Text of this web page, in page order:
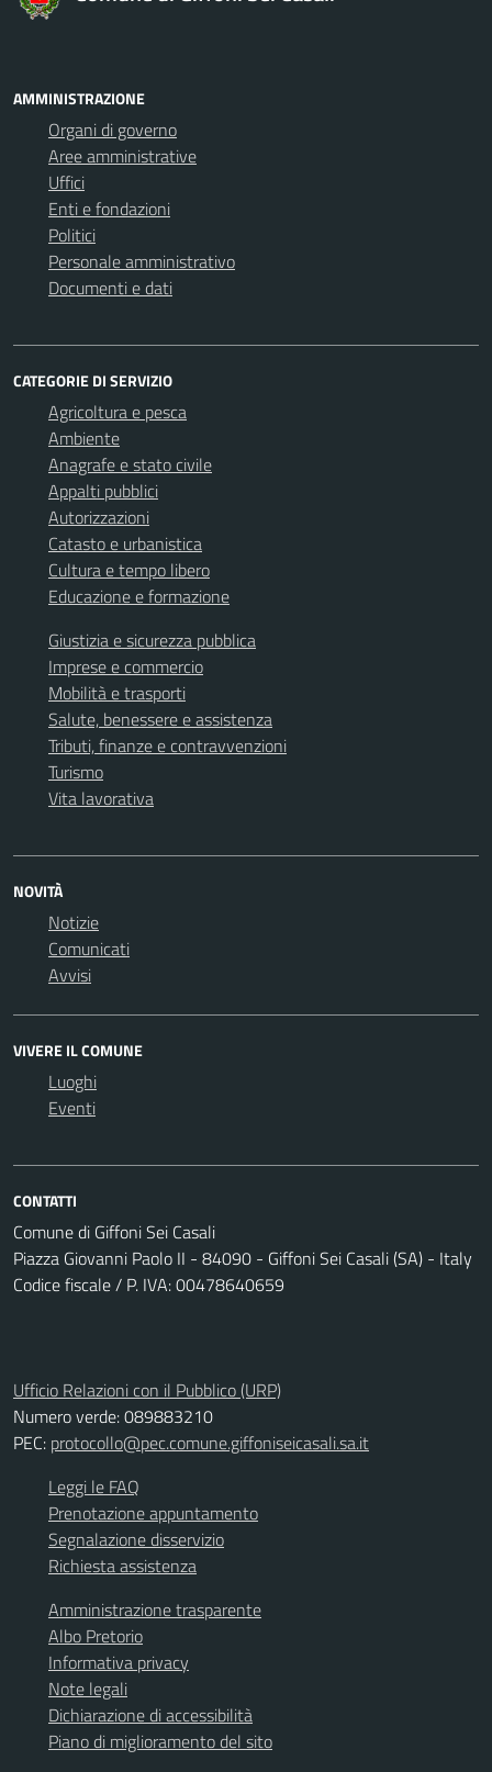
AMMINISTRAZIONE
Organi di governo
Aree amministrative
Uffici
Enti e fondazioni
Politici
Personale amministrativo
Documenti e dati
CATEGORIE DI SERVIZIO
Agricoltura e pesca
Ambiente
Anagrafe e stato civile
Appalti pubblici
Autorizzazioni
Catasto e urbanistica
Cultura e tempo libero
Educazione e formazione
Giustizia e sicurezza pubblica
Imprese e commercio
Mobilità e trasporti
Salute, benessere e assistenza
Tributi, finanze e contravvenzioni
Turismo
Vita lavorativa
NOVITÀ
Notizie
Comunicati
Avvisi
VIVERE IL COMUNE
Luoghi
Eventi
CONTATTI
Comune di Giffoni Sei Casali
Piazza Giovanni Paolo II - 84090 - Giffoni Sei Casali (SA) - Italy
Codice fiscale / P. IVA: 00478640659
Ufficio Relazioni con il Pubblico (URP)
Numero verde: 089883210
PEC: protocollo@pec.comune.giffoniseicasali.sa.it
Leggi le FAQ
Prenotazione appuntamento
Segnalazione disservizio
Richiesta assistenza
Amministrazione trasparente
Albo Pretorio
Informativa privacy
Note legali
Dichiarazione di accessibilità
Piano di miglioramento del sito